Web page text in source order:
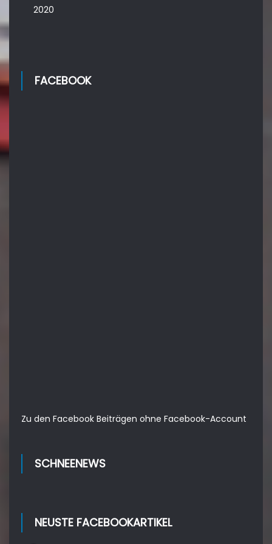
2020
FACEBOOK
Zu den Facebook Beiträgen ohne Facebook-Account
SCHNEENEWS
NEUSTE FACEBOOKARTIKEL